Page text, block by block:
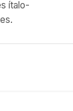
ítalo-